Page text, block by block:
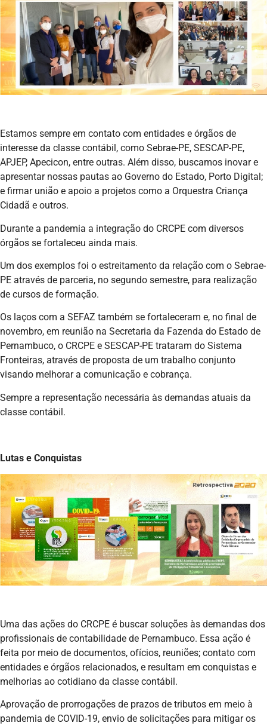
Estamos sempre em contato com entidades e órgãos de
interesse da classe contábil, como Sebrae-PE, SESCAP-PE,
APJEP, Apecicon, entre outras. Além disso, buscamos inovar e
apresentar nossas pautas ao Governo do Estado, Porto Digital;
e firmar união e apoio a projetos como a Orquestra Criança
Cidadã e outros.
Durante a pandemia a integração do CRCPE com diversos
órgãos se fortaleceu ainda mais.
Um dos exemplos foi o estreitamento da relação com o Sebrae-
PE através de parceria, no segundo semestre, para realização
de cursos de formação.
Os laços com a SEFAZ também se fortaleceram e, no final de
novembro, em reunião na Secretaria da Fazenda do Estado de
Pernambuco, o CRCPE e SESCAP-PE trataram do Sistema
Fronteiras, através de proposta de um trabalho conjunto
visando melhorar a comunicação e cobrança.
Sempre a representação necessária às demandas atuais da
classe contábil.
Lutas e Conquistas
Uma das ações do CRCPE é buscar soluções às demandas dos
profissionais de contabilidade de Pernambuco. Essa ação é
feita por meio de documentos, ofícios, reuniões; contato com
entidades e órgãos relacionados, e resultam em conquistas e
melhorias ao cotidiano da classe contábil.
Aprovação de prorrogações de prazos de tributos em meio à
pandemia de COVID-19, envio de solicitações para mitigar os